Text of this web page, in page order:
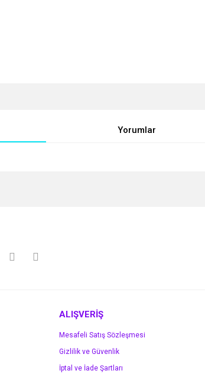
Yorumlar
bilgiler bulunuyor.
ALIŞVERİŞ
Mesafeli Satış Sözleşmesi
Gizlilik ve Güvenlik
İptal ve İade Şartları